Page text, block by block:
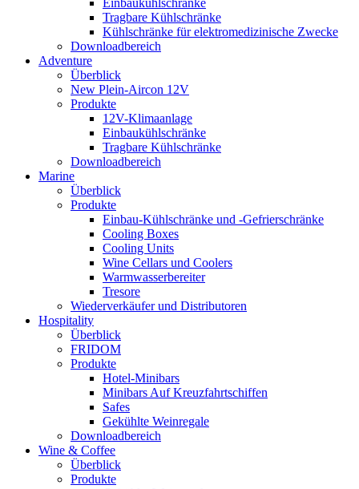
Tragbare Kühlschränke
Kühlschränke für elektromedizinische Zwecke
Downloadbereich
Adventure
Überblick
New Plein-Aircon 12V
Produkte
12V-Klimaanlage
Einbaukühlschränke
Tragbare Kühlschränke
Downloadbereich
Marine
Überblick
Produkte
Einbau-Kühlschränke und -Gefrierschränke
Cooling Boxes
Cooling Units
Wine Cellars und Coolers
Warmwasserbereiter
Tresore
Wiederverkäufer und Distributoren
Hospitality
Überblick
FRIDOM
Produkte
Hotel-Minibars
Minibars Auf Kreuzfahrtschiffen
Safes
Gekühlte Weinregale
Downloadbereich
Wine & Coffee
Überblick
Produkte